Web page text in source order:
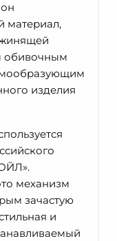
материал,
обивочным
изделия
механизм
зачастую
и